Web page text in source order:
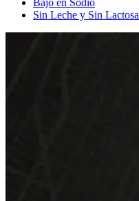
Sin Leche y Sin Lactosa